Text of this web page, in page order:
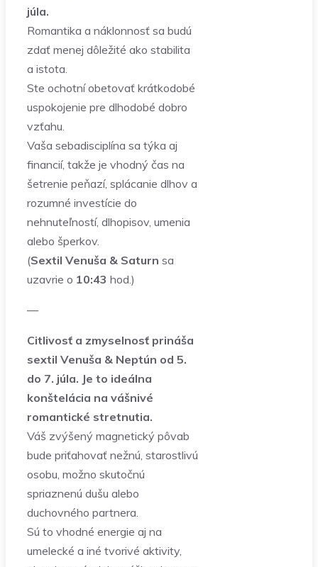
júla.
Romantika a náklonnosť sa budú
zdať menej dôležité ako stabilita
a istota.
Ste ochotní obetovať krátkodobé
uspokojenie pre dlhodobé dobro
vzťahu.
Vaša sebadisciplína sa týka aj
financií, takže je vhodný čas na
šetrenie peňazí, splácanie dlhov a
rozumné investície do
nehnuteľností, dlhopisov, umenia
alebo šperkov.
(Sextil Venuša & Saturn sa
uzavrie o 10:43 hod.)
—
Citlivosť a zmyselnosť prináša
sextil Venuša & Neptún od 5.
do 7. júla. Je to ideálna
konštelácia na vášnivé
romantické stretnutia.
Váš zvýšený magnetický pôvab
bude priťahovať nežnú, starostlivú
osobu, možno skutočnú
spriaznenú dušu alebo
duchovného partnera.
Sú to vhodné energie aj na
umelecké a iné tvorivé aktivity,